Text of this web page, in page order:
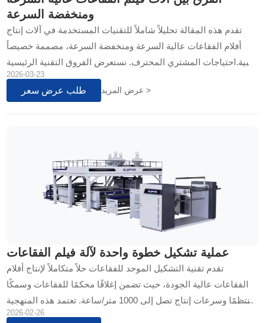
ومنخفضة السرعة
تقدم هذه المقالة تحليلاً شاملاً للتقنيات المستخدمة في آلات إنتاج
أفلام الفقاعات عالية السرعة ومنخفضة السرعة، مصممة خصيصاً
لتلبية احتياجات المشتري المحترف. نستعرض الفروق التقنية الرئيسية
التي تؤثر على الإنتاجية وجودة المنتج النهائي، مع تقديم نصائح عملية
لاختيار...
2026-03-23
طلب عرض سعر عرض المزيد >
عملية تشكيل خطوة واحدة لآلة فيلم الفقاعات
تقدم تقنية التشكيل الموحد للفقاعات حلاً متكاملاً لإنتاج أفلام
الفقاعات عالية الجودة، حيث تضمن إغلاقًا محكمًا للفقاعات وسمكًا
منتظمًا وسرعات إنتاج تصل إلى 1000 متر/ساعة. تعتمد هذه المنهجية
2026-02-26